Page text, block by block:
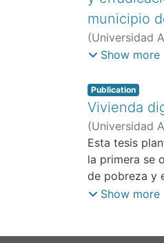
municipio
(Universidad
California.
Tiburcio
Jaramillo
Show more
Publication
Vivienda
(Universidad
California.
Relaciones
Escobedo
Chávez
Esta tesis
la primera se
de pobreza y
viviendas en
Show more